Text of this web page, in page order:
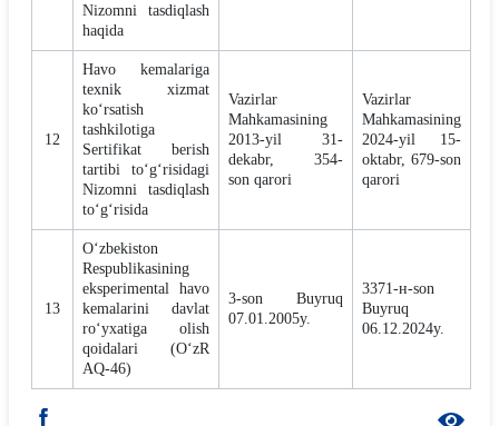
Nizomni tasdiqlash
haqida
12
Havo kemalariga
texnik xizmat
ko‘rsatish
tashkilotiga
Sertifikat berish
tartibi to‘g‘risidagi
Nizomni tasdiqlash
to‘g‘risida
Vazirlar
Mahkamasining
2013-yil 31-
dekabr, 354-
son qarori
Vazirlar
Mahkamasining
2024-yil 15-
oktabr, 679-son
qarori
13
O‘zbekiston
Respublikasining
eksperimental havo
kemalarini davlat
ro‘yxatiga olish
qoidalari (O‘zR
AQ-46)
3-son Buyruq
07.01.2005y.
3371-н-son
Buyruq
06.12.2024y.